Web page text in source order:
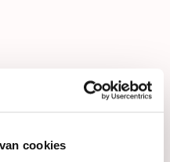
cookies